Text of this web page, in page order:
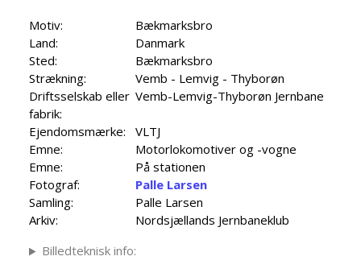
Motiv:
Bækmarksbro
Land:
Danmark
Sted:
Bækmarksbro
Strækning:
Vemb - Lemvig - Thyborøn
Driftsselskab eller
fabrik:
Vemb-Lemvig-Thyborøn Jernbane
Ejendomsmærke:
VLTJ
Emne:
Motorlokomotiver og -vogne
Emne:
På stationen
Fotograf:
Palle Larsen
Samling:
Palle Larsen
Arkiv:
Nordsjællands Jernbaneklub
Billedteknisk info: